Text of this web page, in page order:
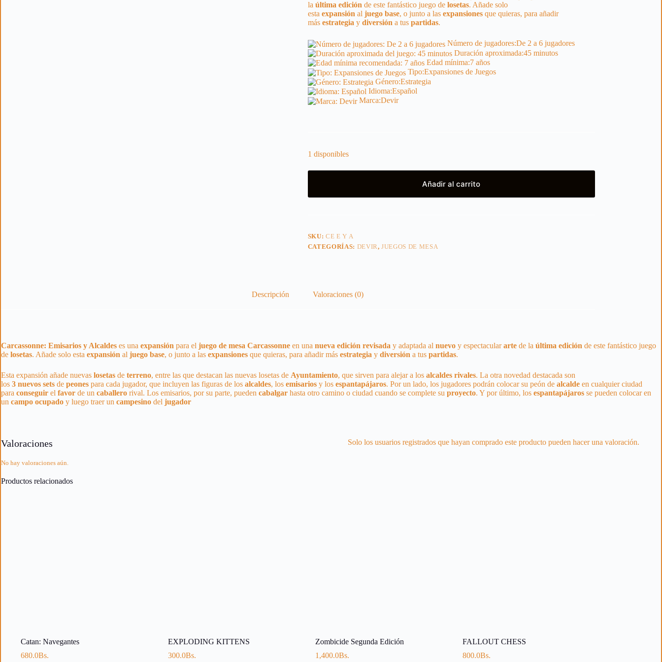
la última edición de este fantástico juego de losetas. Añade solo
esta expansión al juego base, o junto a las expansionesque quieras, para añadir
más estrategia y diversión a tus partidas.
Número de jugadores:De 2 a 6 jugadores
Duración aproximada:45 minutos
Edad mínima:7 años
Tipo:Expansiones de Juegos
Género:Estrategia
Idioma:Español
Marca:Devir
1 disponibles
Añadir al carrito
SKU:CE E Y A
CATEGORÍAS: DEVIR,JUEGOS DE MESA
Descripción Valoraciones (0)
Carcassonne: Emisarios y Alcaldes es una expansión para el juego de mesa Carcassonne en una nueva edición revisada y adaptada al nuevo y espectaculararte de la última edición de este fantástico juego
de losetas. Añade solo esta expansión al juego base, o junto a las expansiones que quieras, para añadir más estrategia y diversión a tus partidas.
Esta expansión añade nuevas losetas de terreno, entre las que destacan las nuevas losetas de Ayuntamiento, que sirven para alejar a los alcaldes rivales. La otra novedad destacada son
los 3 nuevos sets de peones para cada jugador, que incluyen las figuras de los alcaldes, los emisarios y los espantapájaros. Por un lado, los jugadores podrán colocar su peón de alcalde en cualquier ciudad
para conseguir el favor de un caballero rival. Los emisarios, por su parte, pueden cabalgar hasta otro camino o ciudad cuando se complete su proyecto. Y por último, los espantapájaros se pueden colocar en
un campo ocupado y luego traer un campesino del jugador
Valoraciones
No hay valoraciones aún.
Solo los usuarios registrados que hayan comprado este producto pueden hacer una valoración.
Productos relacionados
Catan: Navegantes
680.0Bs.
EXPLODING KITTENS
300.0Bs.
Zombicide Segunda Edición
1,400.0Bs.
FALLOUT CHESS
800.0Bs.